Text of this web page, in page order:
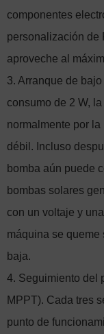
componentes
personalización de
aproveche al
3. Arranque de
consumo de 2 W,
normalmente por
débil. Incluso
bomba aún puede
bombas solares
con un voltaje y
máquina se
baja.
4. Seguimiento del
MPPT). Cada tres
punto de